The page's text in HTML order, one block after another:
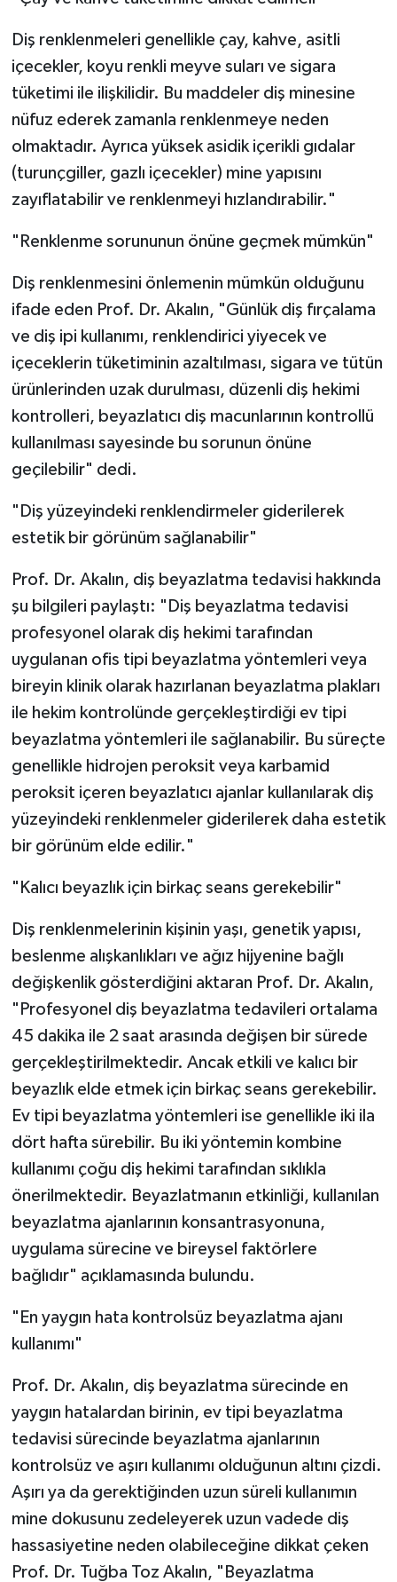
Diş renklenmeleri genellikle çay, kahve, asitli
içecekler, koyu renkli meyve suları ve sigara
tüketimi ile ilişkilidir. Bu maddeler diş minesine
nüfuz ederek zamanla renklenmeye neden
olmaktadır. Ayrıca yüksek asidik içerikli gıdalar
(turunçgiller, gazlı içecekler) mine yapısını
zayıflatabilir ve renklenmeyi hızlandırabilir."
"Renklenme sorununun önüne geçmek mümkün"
Diş renklenmesini önlemenin mümkün olduğunu
ifade eden Prof. Dr. Akalın, "Günlük diş fırçalama
ve diş ipi kullanımı, renklendirici yiyecek ve
içeceklerin tüketiminin azaltılması, sigara ve tütün
ürünlerinden uzak durulması, düzenli diş hekimi
kontrolleri, beyazlatıcı diş macunlarının kontrollü
kullanılması sayesinde bu sorunun önüne
geçilebilir" dedi.
"Diş yüzeyindeki renklendirmeler giderilerek
estetik bir görünüm sağlanabilir"
Prof. Dr. Akalın, diş beyazlatma tedavisi hakkında
şu bilgileri paylaştı: "Diş beyazlatma tedavisi
profesyonel olarak diş hekimi tarafından
uygulanan ofis tipi beyazlatma yöntemleri veya
bireyin klinik olarak hazırlanan beyazlatma plakları
ile hekim kontrolünde gerçekleştirdiği ev tipi
beyazlatma yöntemleri ile sağlanabilir. Bu süreçte
genellikle hidrojen peroksit veya karbamid
peroksit içeren beyazlatıcı ajanlar kullanılarak diş
yüzeyindeki renklenmeler giderilerek daha estetik
bir görünüm elde edilir."
"Kalıcı beyazlık için birkaç seans gerekebilir"
Diş renklenmelerinin kişinin yaşı, genetik yapısı,
beslenme alışkanlıkları ve ağız hijyenine bağlı
değişkenlik gösterdiğini aktaran Prof. Dr. Akalın,
"Profesyonel diş beyazlatma tedavileri ortalama
45 dakika ile 2 saat arasında değişen bir sürede
gerçekleştirilmektedir. Ancak etkili ve kalıcı bir
beyazlık elde etmek için birkaç seans gerekebilir.
Ev tipi beyazlatma yöntemleri ise genellikle iki ila
dört hafta sürebilir. Bu iki yöntemin kombine
kullanımı çoğu diş hekimi tarafından sıklıkla
önerilmektedir. Beyazlatmanın etkinliği, kullanılan
beyazlatma ajanlarının konsantrasyonuna,
uygulama sürecine ve bireysel faktörlere
bağlıdır" açıklamasında bulundu.
"En yaygın hata kontrolsüz beyazlatma ajanı
kullanımı"
Prof. Dr. Akalın, diş beyazlatma sürecinde en
yaygın hatalardan birinin, ev tipi beyazlatma
tedavisi sürecinde beyazlatma ajanlarının
kontrolsüz ve aşırı kullanımı olduğunun altını çizdi.
Aşırı ya da gerektiğinden uzun süreli kullanımın
mine dokusunu zedeleyerek uzun vadede diş
hassasiyetine neden olabileceğine dikkat çeken
Prof. Dr. Tuğba Toz Akalın, "Beyazlatma